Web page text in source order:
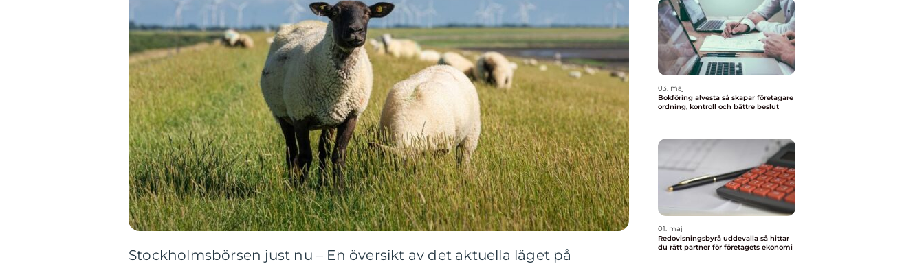
Stockholmsbörsen just nu – En översikt av det aktuella läget på
03. maj
Bokföring alvesta så skapar företagare
ordning, kontroll och bättre beslut
01. maj
Redovisningsbyrå uddevalla så hittar
du rätt partner för företagets ekonomi